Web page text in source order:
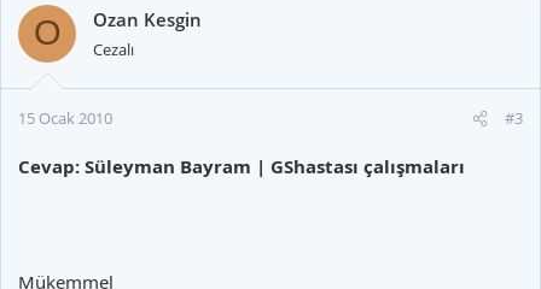
O Ozan Kesgin
Cezalı
15 Ocak 2010 #3
Cevap: Süleyman Bayram | GShastası çalışmaları
Mükemmel